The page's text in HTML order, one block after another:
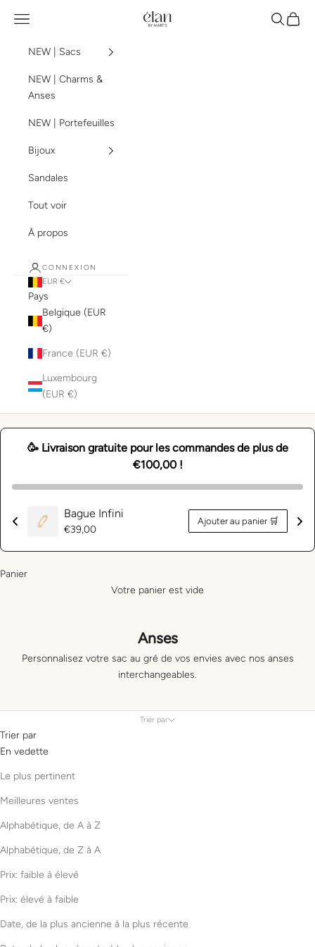
élan by mart's
Menu Panier
NEW | Sacs
NEW | Charms &
Anses
NEW | Portefeuilles
Bijoux
Sandales
Tout voir
À propos
CONNEXION
EUR €
Pays
Belgique (EUR
€)
France (EUR €)
Luxembourg
(EUR €)
🥳 Livraison gratuite pour les commandes de plus de
€100,00 !
Bague Infini
Prix
€39,00
Ajouter au panier 🛒
Panier
Votre panier est vide
Anses
Personnalisez votre sac au gré de vos envies avec nos anses
interchangeables.
Trier par
Trier par
En vedette
Le plus pertinent
Meilleures ventes
Alphabétique, de A à Z
Alphabétique, de Z à A
Prix: faible à élevé
Prix: élevé à faible
Date, de la plus ancienne à la plus récente